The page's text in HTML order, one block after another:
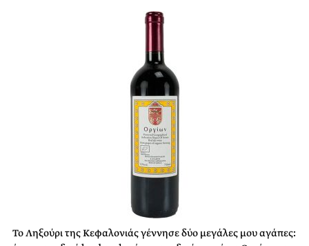
Το Ληξούρι της Κεφαλονιάς γέννησε δύο μεγάλες μου αγάπες: